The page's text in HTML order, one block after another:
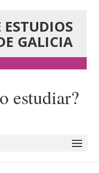
GALICIA
estudiar?